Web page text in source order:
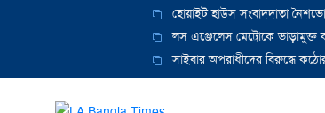
হোয়াইট হাউস সংবাদদাতা
লস এঞ্জেলেস মেট্রোকে ভাড়ামুক্ত
সাইবার অপরাধীদের বিরুদ্ধে কঠোর